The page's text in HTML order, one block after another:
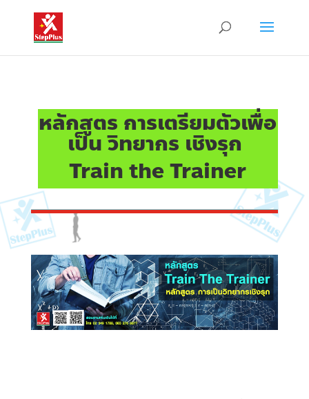
หลักสูตร การเตรียมตัวเพื่อ
เป็น วิทยากร เชิงรุก
Train the Trainer